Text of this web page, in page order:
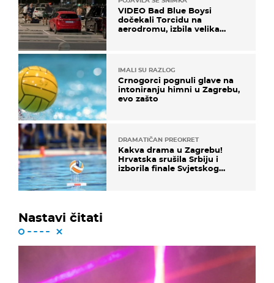
VIDEO Bad Blue Boysi
dočekali Torcidu na
aerodromu, izbila velika
IMALI SU RAZLOG
Crnogorci pognuli glave na
intoniranju himni u Zagrebu,
evo zašto
DRAMATIČAN PREOKRET
Kakva drama u Zagrebu!
Hrvatska srušila Srbiju i
izborila finale Svjetskog
Nastavi čitati